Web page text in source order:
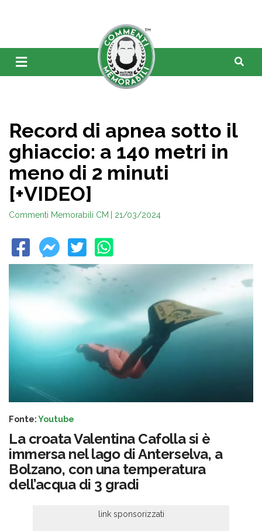
Record di apnea sotto il
ghiaccio: a 140 metri in
meno di 2 minuti
[+VIDEO]
Commenti Memorabili CM | 21/03/2024
Fonte:Youtube
La croata Valentina Cafolla si è
immersa nel lago di Anterselva, a
Bolzano, con una temperatura
dell’acqua di 3 gradi